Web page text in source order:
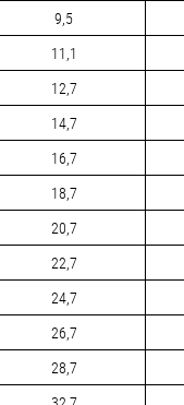
9,5
11,1
12,7
14,7
16,7
18,7
20,7
22,7
24,7
26,7
28,7